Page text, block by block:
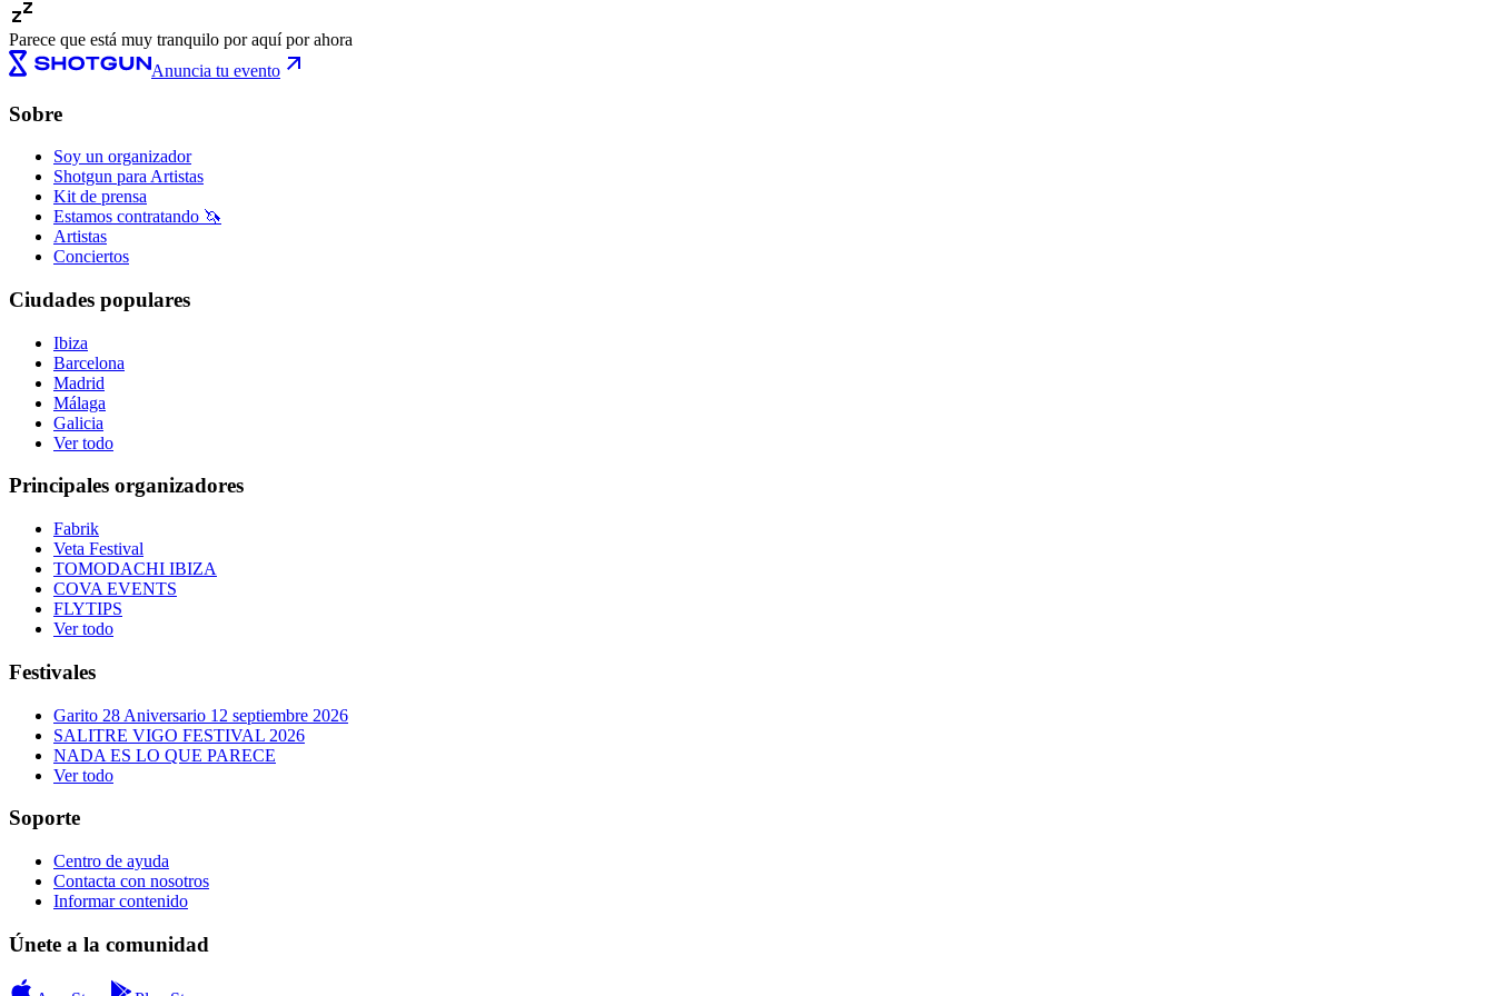
Parece que está muy tranquilo por aquí por ahora
Anuncia tu evento
Sobre
Soy un organizador
Shotgun para Artistas
Kit de prensa
Estamos contratando 🦄
Artistas
Conciertos
Ciudades populares
Ibiza
Barcelona
Madrid
Málaga
Galicia
Ver todo
Principales organizadores
Fabrik
Veta Festival
TOMODACHI IBIZA
COVA EVENTS
FLYTIPS
Ver todo
Festivales
Garito 28 Aniversario 12 septiembre 2026
SALITRE VIGO FESTIVAL 2026
NADA ES LO QUE PARECE
Ver todo
Soporte
Centro de ayuda
Contacta con nosotros
Informar contenido
Únete a la comunidad